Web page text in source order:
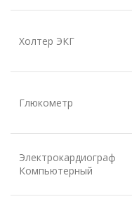
Холтер ЭКГ
Глюкометр
Электрокардиограф
Компьютерный